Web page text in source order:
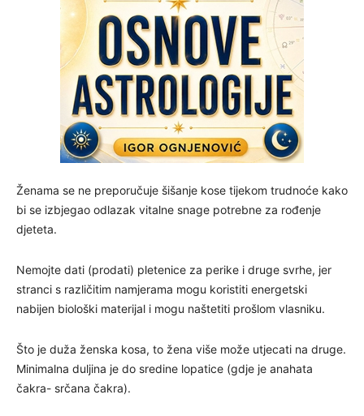
Ženama se ne preporučuje šišanje kose tijekom trudnoće kako
bi se izbjegao odlazak vitalne snage potrebne za rođenje
djeteta.
Nemojte dati (prodati) pletenice za perike i druge svrhe, jer
stranci s različitim namjerama mogu koristiti energetski
nabijen biološki materijal i mogu naštetiti prošlom vlasniku.
Što je duža ženska kosa, to žena više može utjecati na druge.
Minimalna duljina je do sredine lopatice (gdje je anahata
čakra- srčana čakra).